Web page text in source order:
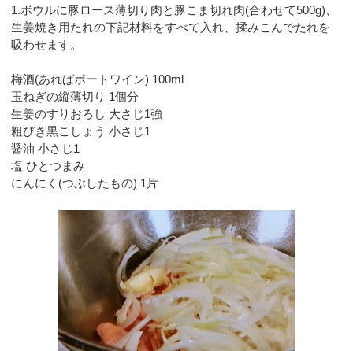
1.ボウルに豚ロース薄切り肉と豚こま切れ肉(合わせて500g)、
生姜焼き用たれの下記材料をすべて入れ、揉みこんでたれを
吸わせます。
梅酒(あればポートワイン) 100ml
玉ねぎの縦薄切り 1個分
生姜のすりおろし 大さじ1強
粗びき黒こしょう 小さじ1
醤油 小さじ1
塩 ひとつまみ
にんにく(つぶしたもの) 1片